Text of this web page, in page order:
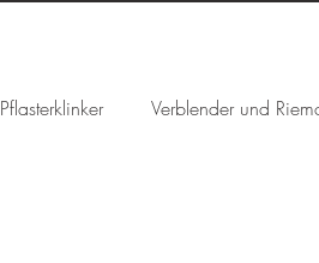
Pflasterklinker Verblender und